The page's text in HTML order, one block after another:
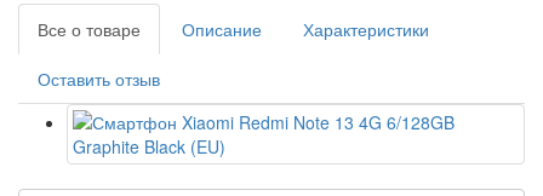
Все о товаре Описание Характеристики
Оставить отзыв